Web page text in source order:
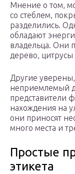
Мнение о том,
со стеблем,
разделились.
обладают
владельца. Они
дерево,
Другие
неприемлемый
представители
нахождения на
они приносят
много места и
Простые
этикета